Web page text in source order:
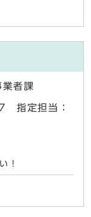
者課
指定担当：
！